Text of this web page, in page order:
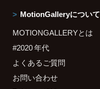
MotionGalleryについて
MOTIONGALLERYとは
#2020 年代
よくあるご質問
お問い合わせ